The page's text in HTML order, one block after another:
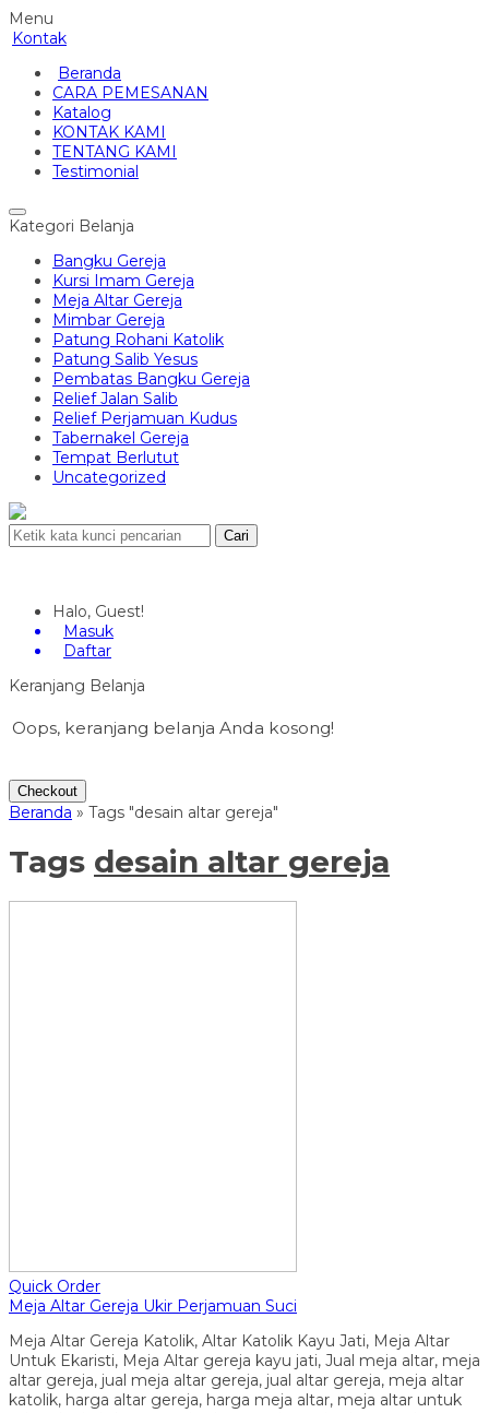
Menu
Kontak
Beranda
CARA PEMESANAN
Katalog
KONTAK KAMI
TENTANG KAMI
Testimonial
Kategori Belanja
Bangku Gereja
Kursi Imam Gereja
Meja Altar Gereja
Mimbar Gereja
Patung Rohani Katolik
Patung Salib Yesus
Pembatas Bangku Gereja
Relief Jalan Salib
Relief Perjamuan Kudus
Tabernakel Gereja
Tempat Berlutut
Uncategorized
Cari
Halo, Guest!
Masuk
Daftar
Keranjang Belanja
Oops, keranjang belanja Anda kosong!
Checkout
Beranda » Tags "desain altar gereja"
Tags desain altar gereja
Quick Order
Meja Altar Gereja Ukir Perjamuan Suci
Meja Altar Gereja Katolik, Altar Katolik Kayu Jati, Meja Altar
Untuk Ekaristi, Meja Altar gereja kayu jati, Jual meja altar, meja
altar gereja, jual meja altar gereja, jual altar gereja, meja altar
katolik, harga altar gereja, harga meja altar, meja altar untuk